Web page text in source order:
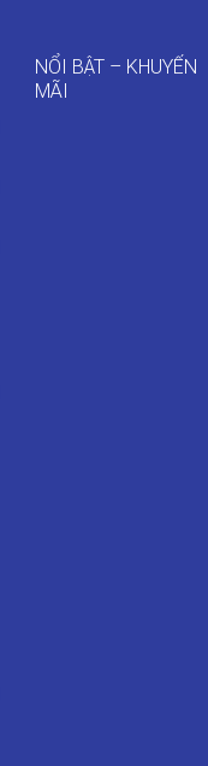
NỔI BẬT – KHUYẾN
MÃI